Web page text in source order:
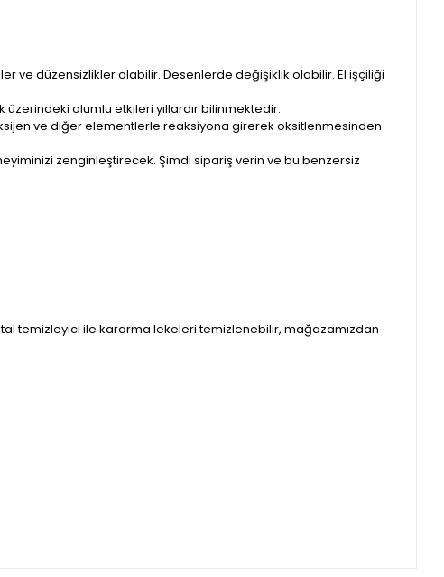
ve düzensizlikler olabilir. Desenlerde değişiklik olabilir. El işçiliği
üzerindeki olumlu etkileri yıllardır bilinmektedir.
ve diğer elementlerle reaksiyona girerek oksitlenmesinden
zenginleştirecek. Şimdi sipariş verin ve bu benzersiz
temizleyici ile kararma lekeleri temizlenebilir, mağazamızdan